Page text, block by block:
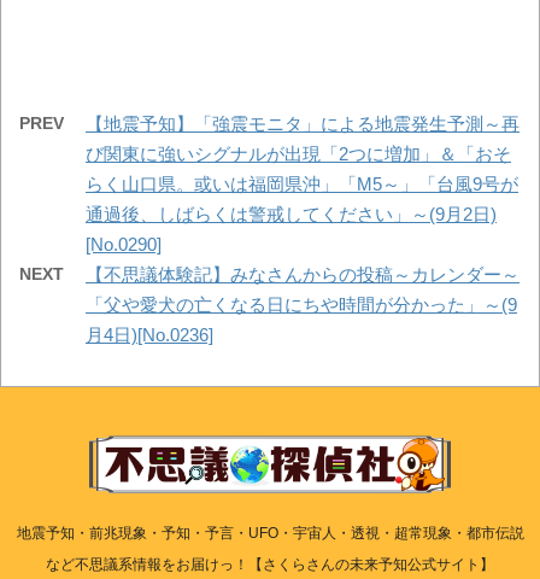
PREV
【地震予知】「強震モニタ」による地震発生予測～再
び関東に強いシグナルが出現「2つに増加」＆「おそ
らく山口県。或いは福岡県沖」「M5～」「台風9号が
通過後、しばらくは警戒してください」～(9月2日)
[No.0290]
NEXT
【不思議体験記】みなさんからの投稿～カレンダー～
「父や愛犬の亡くなる日にちや時間が分かった」～(9
月4日)[No.0236]
地震予知・前兆現象・予知・予言・UFO・宇宙人・透視・超常現象・都市伝説
など不思議系情報をお届けっ！【さくらさんの未来予知公式サイト】